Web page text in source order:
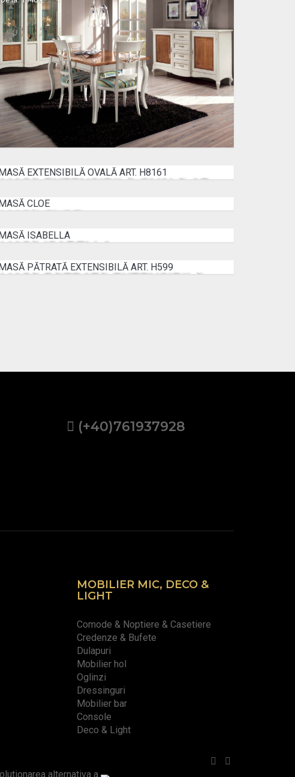
MASĂ EXTENSIBILĂ OVALĂ ART. H8161
De la: 2172 €
MASĂ CLOE
De la: 2400 €
MASĂ ISABELLA
De la: 2484 €
MASĂ PĂTRATĂ EXTENSIBILĂ ART. H599
(+40)761937928
MOBILIER MIC, DECO &
LIGHT
Comode & Noptiere & Casetiere
Credenze & Bufete
Dulapuri
Mobilier hol
Oglinzi
Dressinguri
Mobilier bar
Console
Deco & Light